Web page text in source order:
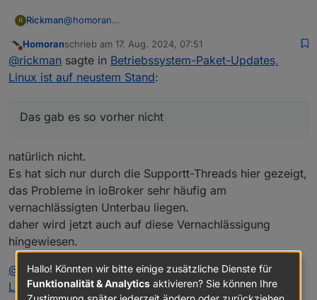
R Rickman@homoran
ein Betriebssystemupdate da ist. Das gab es so
vorher nicht - da kam der Punkt nur, wenn was
wirklich wichtiges passiert ist, worum man sich
@Thomas-Braun
Danke für den Hinweis, das weiß ich ebenfalls. Nur
mache ich das gerne ohne ständig beim öffnen vom
Sorry, hilfreich waren beide Antworten jetzt nicht!
gereicht.
Fall einfach nur: So wichtig wie ein Kropf und kann
Nicht stören
Homoranschrieb am 17. Aug. 2024, 07:51
zuletzt editiert von
@rickman sagte in Betriebssystem-Paket-Updates,
Linux ist auf neustem Stand:
Das gab es so vorher nicht
natürlich nicht.
Es hat sich nur durch die Supportt-Threads hier gezeigt,
das Probleme in ioBroker sehr häufig am
vernachlässigten Unterbau liegen.
daher wird jetzt auch auf diese Vernachlässigung
hingewiesen.
@
rickmansagte in Betriebssystem-Paket-Updates,
Linux ist auf neustem Stand:
Hallo! Könnten wir bitte einige zusätzliche Dienste für
Funktionalität & Analytics aktivieren? Sie können Ihre